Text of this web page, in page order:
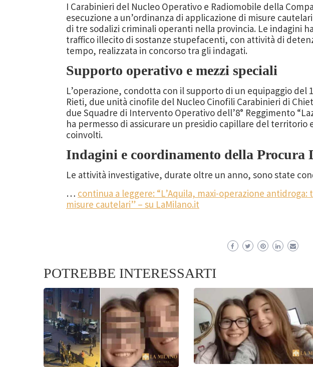
I Carabinieri del Nucleo Operativo e Radiomobile della
esecuzione a un’ordinanza di applicazione di misure
di tre sodalizi criminali operanti nella provincia. Le indagini
traffico illecito di sostanze stupefacenti, con attività di
tempo, realizzata in concorso tra gli indagati.
Supporto operativo e mezzi speciali
L’operazione, condotta con il supporto di un equipaggio del
Rieti, due unità cinofile del Nucleo Cinofili Carabinieri di
due Squadre di Intervento Operativo dell’8° Reggimento
ha permesso di assicurare un presidio capillare del territorio
coinvolti.
Indagini e coordinamento della Procura
Le attività investigative, durate oltre un anno, sono state
… continua a leggere: “L’Aquila, maxi-operazione
misure cautelari” – su LaMilano.it
POTREBBE INTERESSARTI